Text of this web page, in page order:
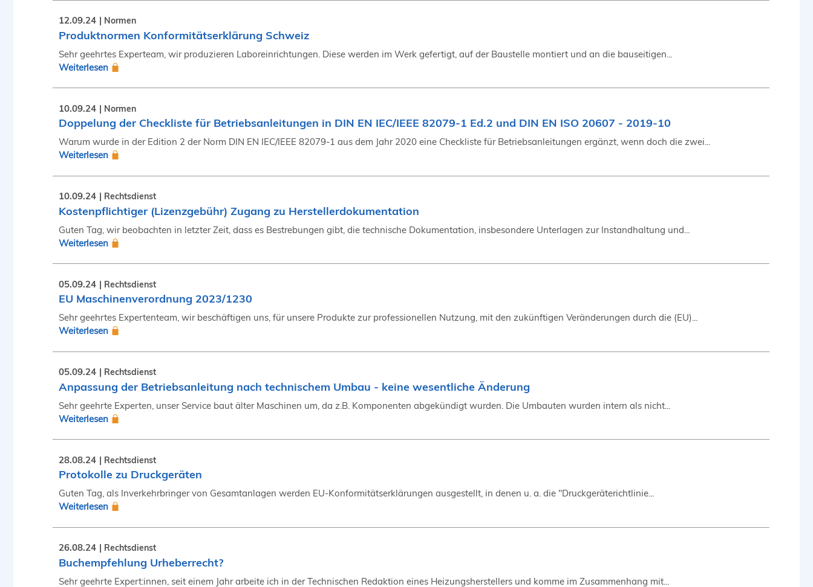
12.09.24 Normen
Produktnormen Konformitätserklärung Schweiz
Sehr geehrtes Experteam, wir produzieren Laboreinrichtungen. Diese werden im Werk gefertigt, auf der Baustelle montiert und an die bauseitigen...
Weiterlesen
10.09.24 Normen
Doppelung der Checkliste für Betriebsanleitungen in DIN EN IEC/IEEE 82079-1 Ed.2 und DIN EN ISO 20607 - 2019-10
Warum wurde in der Edition 2 der Norm DIN EN IEC/IEEE 82079-1 aus dem Jahr 2020 eine Checkliste für Betriebsanleitungen ergänzt, wenn doch die zwei...
Weiterlesen
10.09.24 Rechtsdienst
Kostenpflichtiger (Lizenzgebühr) Zugang zu Herstellerdokumentation
Guten Tag, wir beobachten in letzter Zeit, dass es Bestrebungen gibt, die technische Dokumentation, insbesondere Unterlagen zur Instandhaltung und...
Weiterlesen
05.09.24 Rechtsdienst
EU Maschinenverordnung 2023/1230
Sehr geehrtes Expertenteam, wir beschäftigen uns, für unsere Produkte zur professionellen Nutzung, mit den zukünftigen Veränderungen durch die (EU)...
Weiterlesen
05.09.24 Rechtsdienst
Anpassung der Betriebsanleitung nach technischem Umbau - keine wesentliche Änderung
Sehr geehrte Experten, unser Service baut älter Maschinen um, da z.B. Komponenten abgekündigt wurden. Die Umbauten wurden intern als nicht...
Weiterlesen
28.08.24 Rechtsdienst
Protokolle zu Druckgeräten
Guten Tag, als Inverkehrbringer von Gesamtanlagen werden EU-Konformitätserklärungen ausgestellt, in denen u. a. die "Druckgeräterichtlinie...
Weiterlesen
26.08.24 Rechtsdienst
Buchempfehlung Urheberrecht?
Sehr geehrte Expert:innen, seit einem Jahr arbeite ich in der Technischen Redaktion eines Heizungsherstellers und komme im Zusammenhang mit...